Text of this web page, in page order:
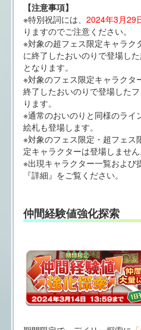
【注意事項】
※特別祝詞には、 2024年3月29
りますのでご注意ください。
※対象の超フェス限定キャラク
に終了したおいのりで登場し
となります。
※対象のフェス限定キャラクタ
終了したおいのりで登場した
ります。
※通常のおいのりと同様のライ
絵札も登場します。
※対象のフェス限定・超フェス
定キャラクターは登場しません
※出現キャラクター一覧および
『詳細』をご覧ください。
仲間経験値強化探索